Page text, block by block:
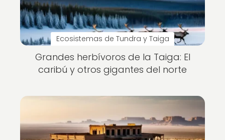
Ecosistemas de Tundra y Taiga
Grandes herbívoros de la Taiga: El
caribú y otros gigantes del norte